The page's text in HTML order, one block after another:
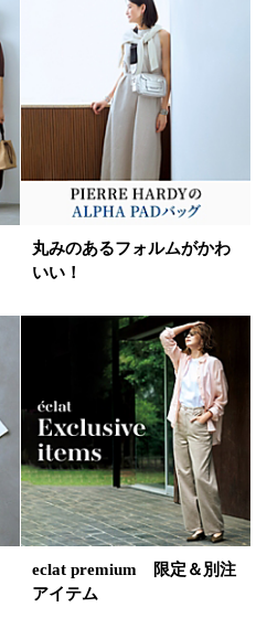
丸みのあるフォルムがかわ
いい！
eclat premium 限定＆別注
アイテム